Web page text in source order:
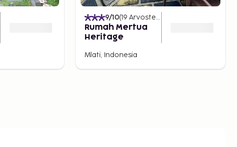
9/10(19 Arvostelut
Rumah Mertua
Heritage
Mlati, Indonesia